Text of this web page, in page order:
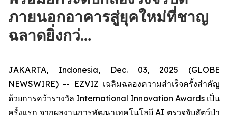
ภายนอกอาคารสู่ยุคใหม่ที่ชาญ
ฉลาดยิ่งกว่…
JAKARTA, Indonesia, Dec. 03, 2025 (GLOBE
NEWSWIRE) -- EZVIZ เฉลิมฉลองความสำเร็จครั้งสำคัญ
ด้วยการคว้ารางวัล International Innovation Awards เป็น
ครั้งแรก จากผลงานการพัฒนาเทคโนโลยี AI ตรวจจับสัตว์ป่า